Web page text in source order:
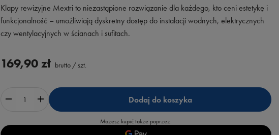
Klapy rewizyjne Mextri to niezastąpione rozwiązanie dla każdego, kto ceni estetykę i
funkcjonalność – umożliwiają dyskretny dostęp do instalacji wodnych, elektrycznych
czy wentylacyjnych w ścianach i sufitach.
169,90 zł brutto / szt.
Dodaj do koszyka
Możesz kupić także poprzez: